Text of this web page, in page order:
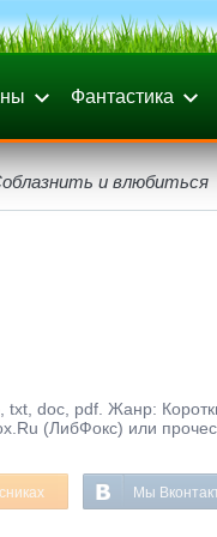
Фантастика
и влюбиться
txt, doc, pdf. Жанр:
(ЛибФокс) или
Мы